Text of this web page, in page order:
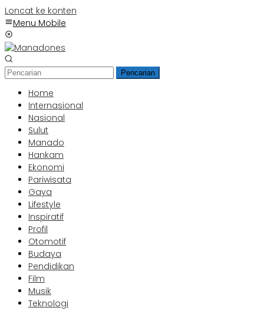
Loncat ke konten
Menu Mobile
Pencarian
Home
Internasional
Nasional
Sulut
Manado
Hankam
Ekonomi
Pariwisata
Gaya
Lifestyle
Inspiratif
Profil
Otomotif
Budaya
Pendidikan
Film
Musik
Teknologi